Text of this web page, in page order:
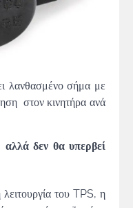
λανθασμένο σήμα με
στον κινητήρα ανά
αλλά δεν θα υπερβεί
του TPS, η